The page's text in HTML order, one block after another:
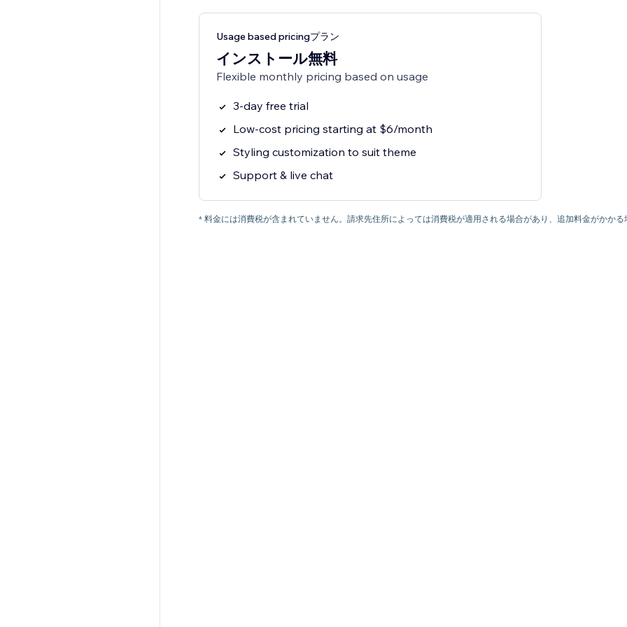
Usage based pricingプラン
インストール無料
Flexible monthly pricing based on usage
3-day free trial
Low-cost pricing starting at $6/month
Styling customization to suit theme
Support & live chat
* 料金には消費税が含まれていません。請求先住所によっては消費税が適用される場合があり、追加料金がかかる